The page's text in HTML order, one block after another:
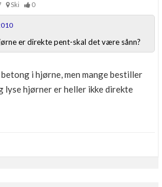
Ski 0
er direkte pent-skal det være sånn?
i hjørne, men mange bestiller
lyse hjørner er heller ikke direkte